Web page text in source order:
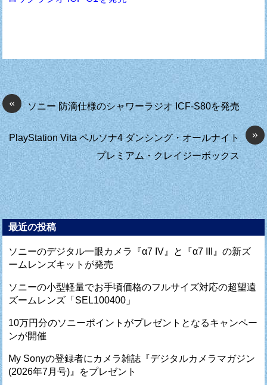
« ソニー 防滴仕様のシャワーラジオ ICF-S80を発売
»
PlayStation Vita ペルソナ4 ダンシング・オールナイト
プレミアム・クレイジーボックス
最近の投稿
ソニーのデジタル一眼カメラ『α7 IV』と『α7 III』の新ズ
ームレンズキットが発売
ソニーの小型軽量でお手頃価格のフルサイズ対応の超望遠
ズームレンズ「SEL100400」
10万円分のソニーポイントがプレゼントとなるキャンペー
ンが開催
My Sonyの登録者にカメラ雑誌『デジタルカメラマガジン
(2026年7月号)』をプレゼント